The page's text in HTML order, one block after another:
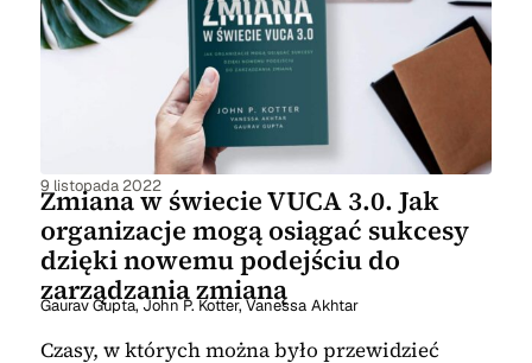
9 listopada 2022
Zmiana w świecie VUCA 3.0. Jak
organizacje mogą osiągać sukcesy
dzięki nowemu podejściu do
zarządzania zmianą
Gaurav Gupta,John P. Kotter,Vanessa Akhtar
Czasy, w których można było przewidzieć